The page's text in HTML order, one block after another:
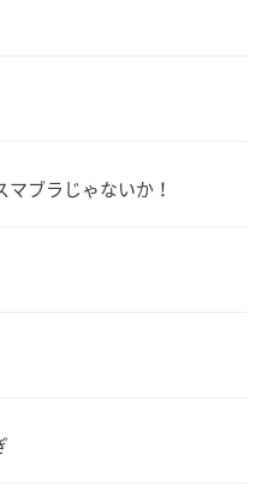
ブラじゃないか！